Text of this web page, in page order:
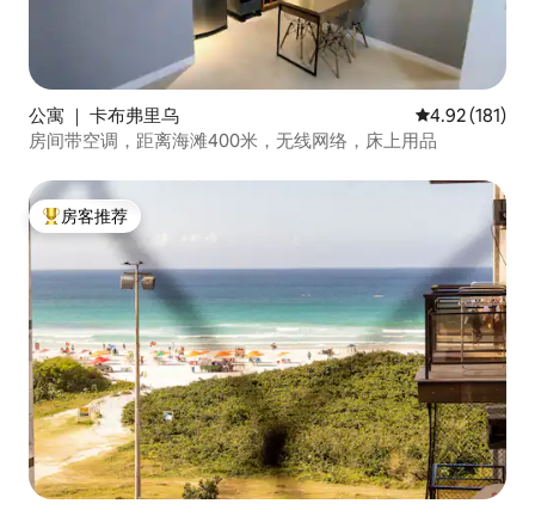
公寓 ｜ 卡布弗里乌 平均评分 4.92
4.92 (181)
房间带空调，距离海滩400米，无线网络，床上用品
热门「房客推荐」
房客推荐